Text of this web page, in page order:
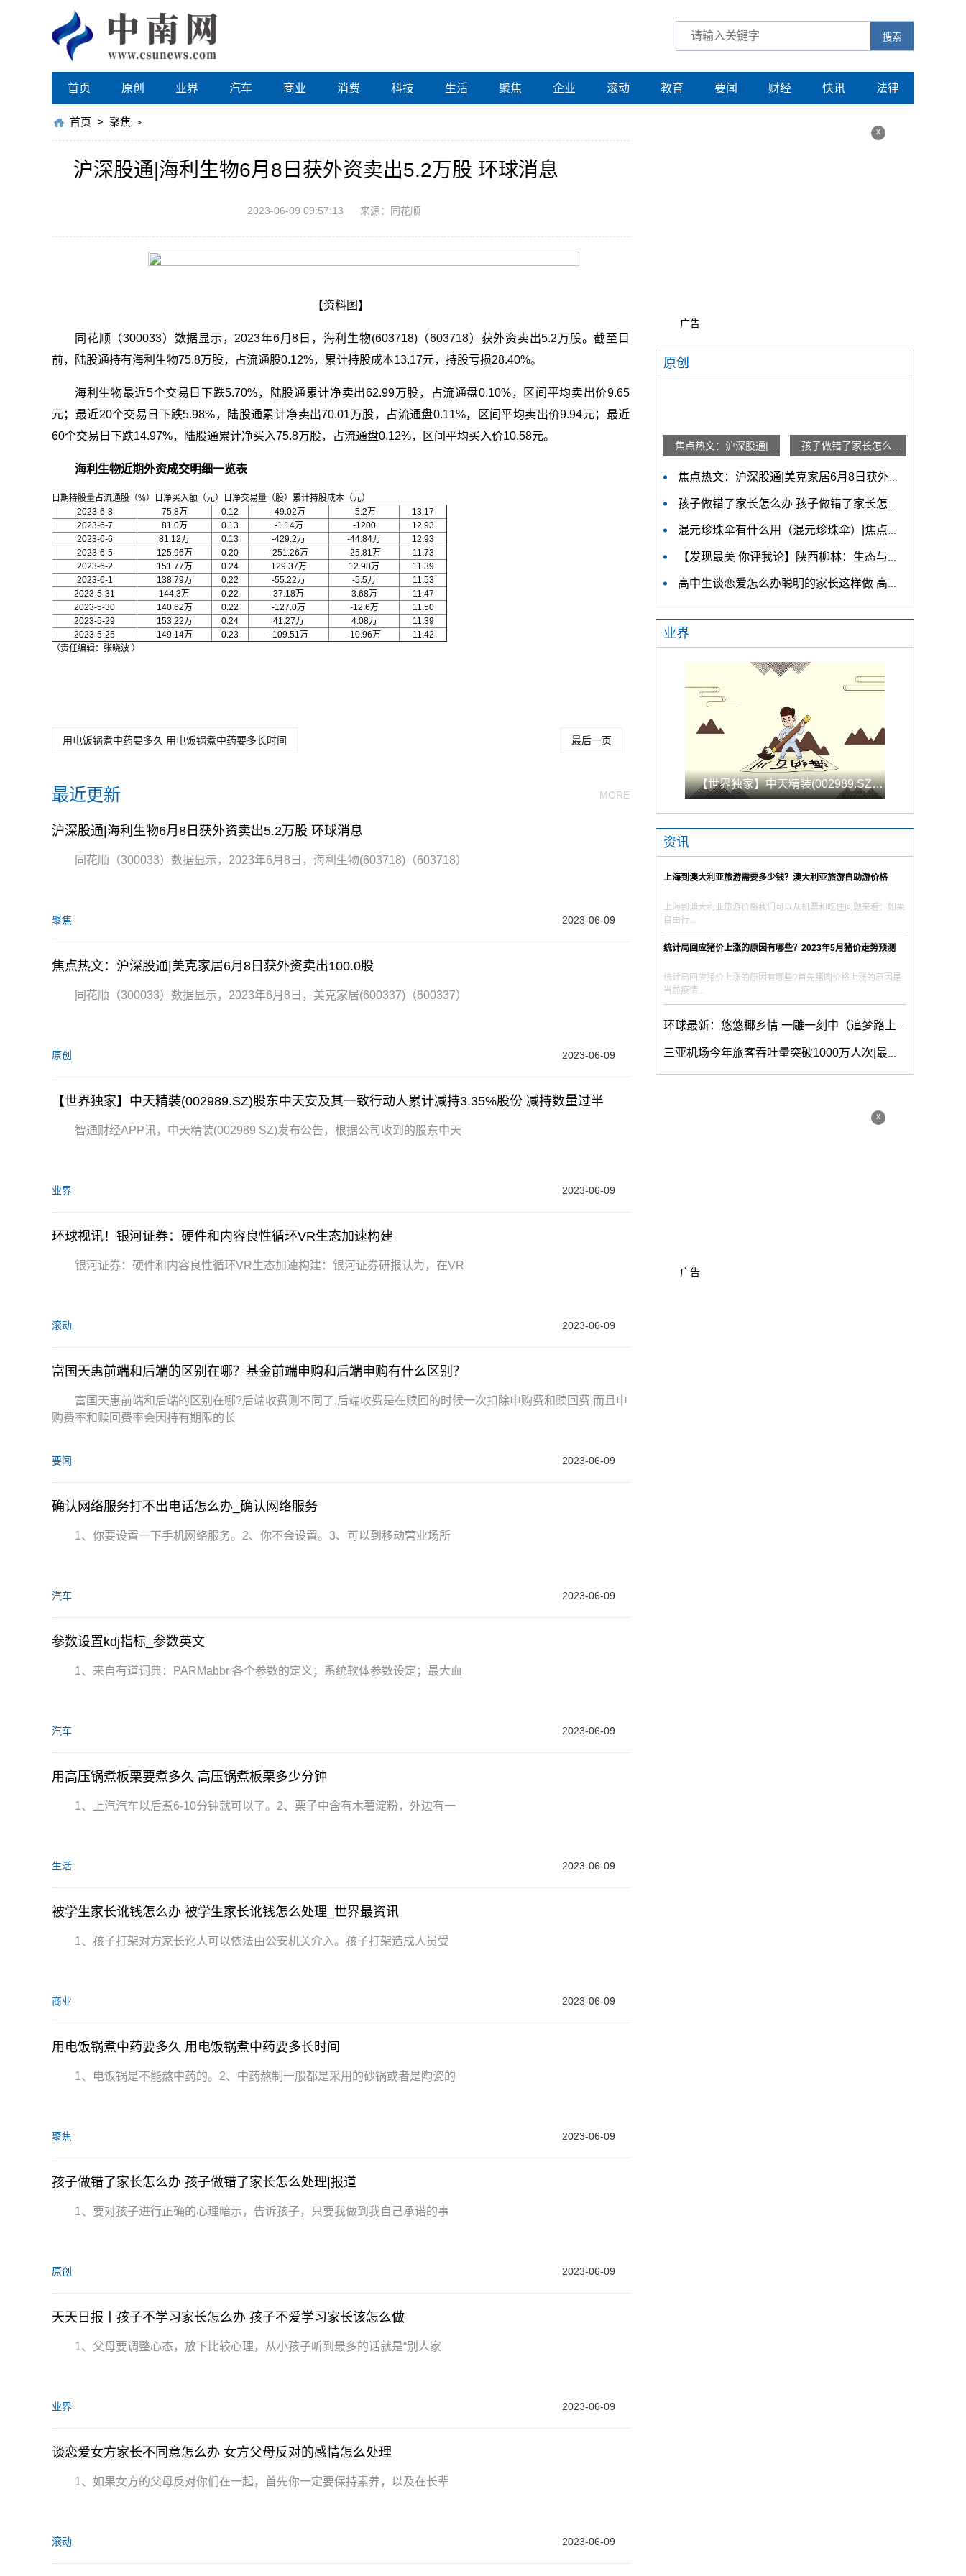
搜索
首页 原创 业界 汽车 商业 消费 科技 生活 聚焦 企业 滚动 教育 要闻 财经 快讯 法律
首页 > 聚焦 >
沪深股通|海利生物6月8日获外资卖出5.2万股 环球消息
2023-06-09 09:57:13 来源：同花顺
【资料图】
同花顺（300033）数据显示，2023年6月8日，海利生物(603718)（603718）获外资卖出5.2万股。截至目
前，陆股通持有海利生物75.8万股，占流通股0.12%，累计持股成本13.17元，持股亏损28.40%。
海利生物最近5个交易日下跌5.70%，陆股通累计净卖出62.99万股，占流通盘0.10%，区间平均卖出价9.65
元；最近20个交易日下跌5.98%，陆股通累计净卖出70.01万股，占流通盘0.11%，区间平均卖出价9.94元；最近
60个交易日下跌14.97%，陆股通累计净买入75.8万股，占流通盘0.12%，区间平均买入价10.58元。
海利生物近期外资成交明细一览表
日期持股量占流通股（%）日净买入额（元）日净交易量（股）累计持股成本（元）
2023-6-8
75.8万 0.12 -49.02万 -5.2万
13.17
2023-6-7
81.0万 0.13 -1.14万 -1200
12.93
2023-6-6
81.12万 0.13 -429.2万 -44.84万
12.93
2023-6-5
125.96万 0.20 -251.26万 -25.81万
11.73
2023-6-2
151.77万 0.24 129.37万 12.98万
11.39
2023-6-1
138.79万 0.22 -55.22万 -5.5万
11.53
2023-5-31
144.3万 0.22 37.18万 3.68万
11.47
2023-5-30
140.62万 0.22 -127.0万 -12.6万
11.50
2023-5-29
153.22万 0.24 41.27万 4.08万
11.39
2023-5-25
149.14万 0.23 -109.51万 -10.96万
11.42
（责任编辑：张晓波 ）
用电饭锅煮中药要多久 用电饭锅煮中药要多长时间 最后一页
最近更新 MORE
沪深股通|海利生物6月8日获外资卖出5.2万股 环球消息
同花顺（300033）数据显示，2023年6月8日，海利生物(603718)（603718）
聚焦 2023-06-09
焦点热文：沪深股通|美克家居6月8日获外资卖出100.0股
同花顺（300033）数据显示，2023年6月8日，美克家居(600337)（600337）
原创 2023-06-09
【世界独家】中天精装(002989.SZ)股东中天安及其一致行动人累计减持3.35%股份 减持数量过半
智通财经APP讯，中天精装(002989 SZ)发布公告，根据公司收到的股东中天
业界 2023-06-09
环球视讯！银河证券：硬件和内容良性循环VR生态加速构建
银河证券：硬件和内容良性循环VR生态加速构建：银河证券研报认为，在VR
滚动 2023-06-09
富国天惠前端和后端的区别在哪？基金前端申购和后端申购有什么区别？
富国天惠前端和后端的区别在哪?后端收费则不同了,后端收费是在赎回的时候一次扣除申购费和赎回费,而且申
购费率和赎回费率会因持有期限的长
要闻 2023-06-09
确认网络服务打不出电话怎么办_确认网络服务
1、你要设置一下手机网络服务。2、你不会设置。3、可以到移动营业场所
汽车 2023-06-09
参数设置kdj指标_参数英文
1、来自有道词典：PARMabbr 各个参数的定义；系统软体参数设定；最大血
汽车 2023-06-09
用高压锅煮板栗要煮多久 高压锅煮板栗多少分钟
1、上汽汽车以后煮6-10分钟就可以了。2、栗子中含有木薯淀粉，外边有一
生活 2023-06-09
被学生家长讹钱怎么办 被学生家长讹钱怎么处理_世界最资讯
1、孩子打架对方家长讹人可以依法由公安机关介入。孩子打架造成人员受
商业 2023-06-09
用电饭锅煮中药要多久 用电饭锅煮中药要多长时间
1、电饭锅是不能熬中药的。2、中药熬制一般都是采用的砂锅或者是陶瓷的
聚焦 2023-06-09
孩子做错了家长怎么办 孩子做错了家长怎么处理|报道
1、要对孩子进行正确的心理暗示，告诉孩子，只要我做到我自己承诺的事
原创 2023-06-09
天天日报丨孩子不学习家长怎么办 孩子不爱学习家长该怎么做
1、父母要调整心态，放下比较心理，从小孩子听到最多的话就是“别人家
业界 2023-06-09
谈恋爱女方家长不同意怎么办 女方父母反对的感情怎么处理
1、如果女方的父母反对你们在一起，首先你一定要保持素养，以及在长辈
滚动 2023-06-09
x
广告
原创
焦点热文：沪深股通|美克家居6月8日获外资卖出100.0股
孩子做错了家长怎么办 孩子做错了家长怎么处理|报道
混元珍珠伞有什么用（混元珍珠伞）|焦点速讯
【发现最美 你评我论】陕西柳林：生态与产业融合发展 小小香菇“飘香”乡村振兴路 快看点
高中生谈恋爱怎么办聪明的家长这样做 高中生谈恋爱怎么教育 天天热文
业界
【世界独家】中天精装(002989.SZ)股东中天安及其一致行动人累计减持3.35%股份 减持数量过半
资讯
上海到澳大利亚旅游需要多少钱？澳大利亚旅游自助游价格
上海到澳大利亚旅游价格我们可以从机票和吃住问题来看：如果
自由行...
统计局回应猪价上涨的原因有哪些？2023年5月猪价走势预测
统计局回应猪价上涨的原因有哪些?首先猪肉价格上涨的原因是
当前疫情...
环球最新：悠悠椰乡情 一雕一刻中（追梦路上）
三亚机场今年旅客吞吐量突破1000万人次|最新快讯
x
广告